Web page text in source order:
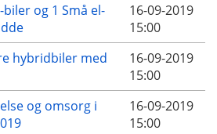
biler og 1 Små el-
16-09-2019
15:00
hybridbiler med
16-09-2019
15:00
og omsorg i
16-09-2019
15:00